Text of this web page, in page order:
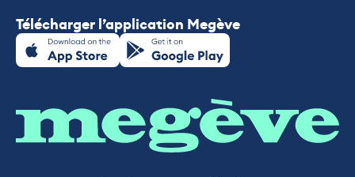
Télécharger l’application Megève